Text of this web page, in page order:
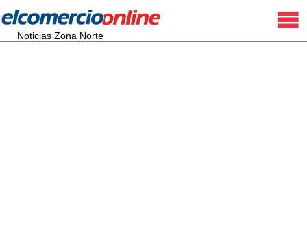
Noticias Zona Norte